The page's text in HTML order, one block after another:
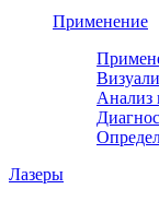
Применение
Анализ
Лазеры